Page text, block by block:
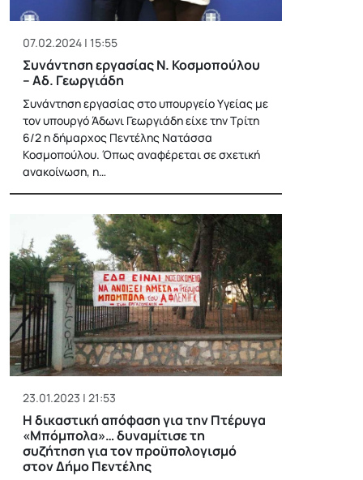
07.02.2024 | 15:55
Συνάντηση εργασίας Ν. Κοσμοπούλου
– Αδ. Γεωργιάδη
Συνάντηση εργασίας στο υπουργείο Υγείας με
τον υπουργό Άδωνι Γεωργιάδη είχε την Τρίτη
6/2 η δήμαρχος Πεντέλης Νατάσσα
Κοσμοπούλου. Όπως αναφέρεται σε σχετική
ανακοίνωση, η…
23.01.2023 | 21:53
Η δικαστική απόφαση για την Πτέρυγα
«Μπόμπολα»… δυναμίτισε τη
συζήτηση για τον προϋπολογισμό
στον Δήμο Πεντέλης